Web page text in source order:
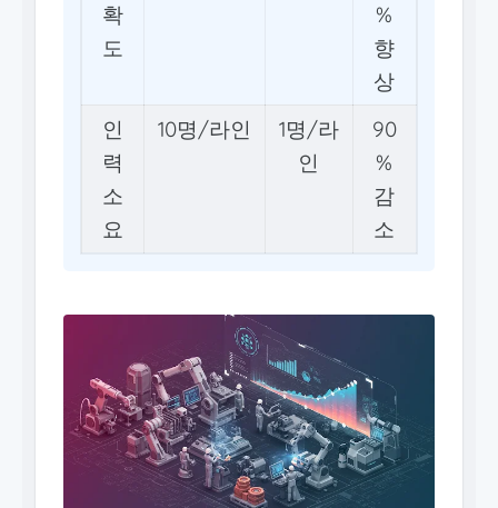
확
도
%
향
상
인
력
소
요
10명/라인
1명/라
인
90
%
감
소